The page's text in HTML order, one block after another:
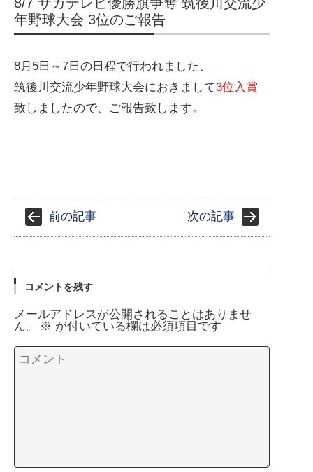
年野球大会 3位のご報告
8月5日～7日の日程で行われました、
筑後川交流少年野球大会におきまして3位入賞
致しましたので、ご報告致します。
前の記事 次の記事
コメントを残す
メールアドレスが公開されることはありませ
ん。
※ が付いている欄は必須項目です